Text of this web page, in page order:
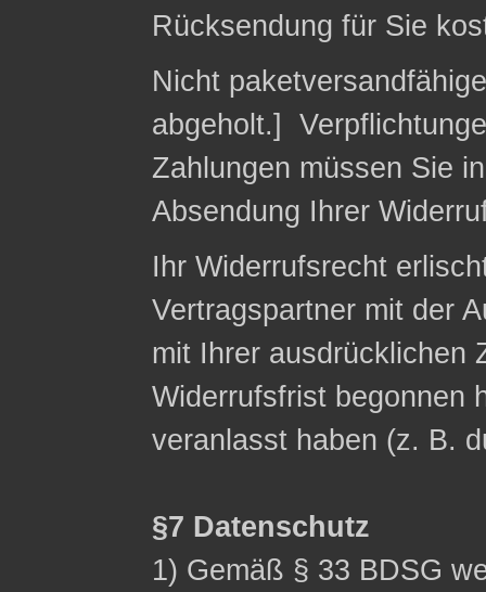
Rücksendung für Sie
Nicht
abgeholt.]
Zahlungen müssen Sie
Absendung Ihrer
Ihr Widerrufsrecht
Vertragspartner mit der
mit Ihrer ausdrücklichen
Widerrufsfrist begonnen
veranlasst haben (z. B.
§7 Datenschutz
1) Gemäß § 33 BDSG